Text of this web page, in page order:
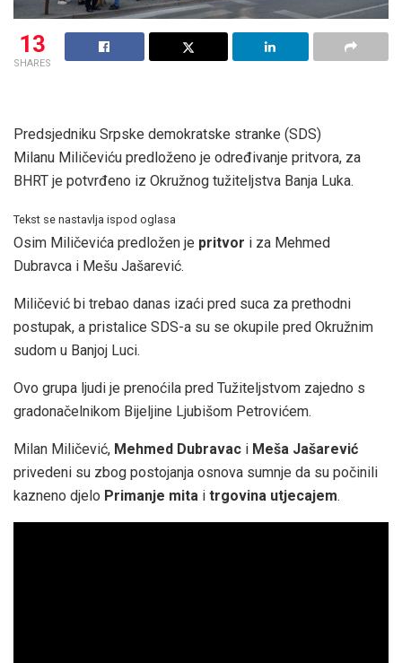
13
SHARES
Predsjedniku Srpske demokratske stranke (SDS)
Milanu Miličeviću predloženo je određivanje pritvora, za
BHRT je potvrđeno iz Okružnog tužiteljstva Banja Luka.
Tekst se nastavlja ispod oglasa
Osim Miličevića predložen je pritvor i za Mehmed
Dubravca i Mešu Jašarević.
Miličević bi trebao danas izaći pred suca za prethodni
postupak, a pristalice SDS-a su se okupile pred Okružnim
sudom u Banjoj Luci.
Ovo grupa ljudi je prenoćila pred Tužiteljstvom zajedno s
gradonačelnikom Bijeljine Ljubišom Petrovićem.
Milan Miličević, Mehmed Dubravac i Meša Jašarević
privedeni su zbog postojanja osnova sumnje da su počinili
kazneno djelo Primanje mita i trgovina utjecajem.